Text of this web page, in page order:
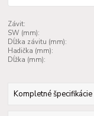
Závit:
SW (mm):
Dĺžka závitu (mm):
Hadička (mm):
Dĺžka (mm):
Kompletné špecifikácie